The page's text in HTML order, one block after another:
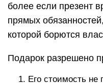
более если презент
прямых
которой борются
Подарок разрешено
Его стоимость не